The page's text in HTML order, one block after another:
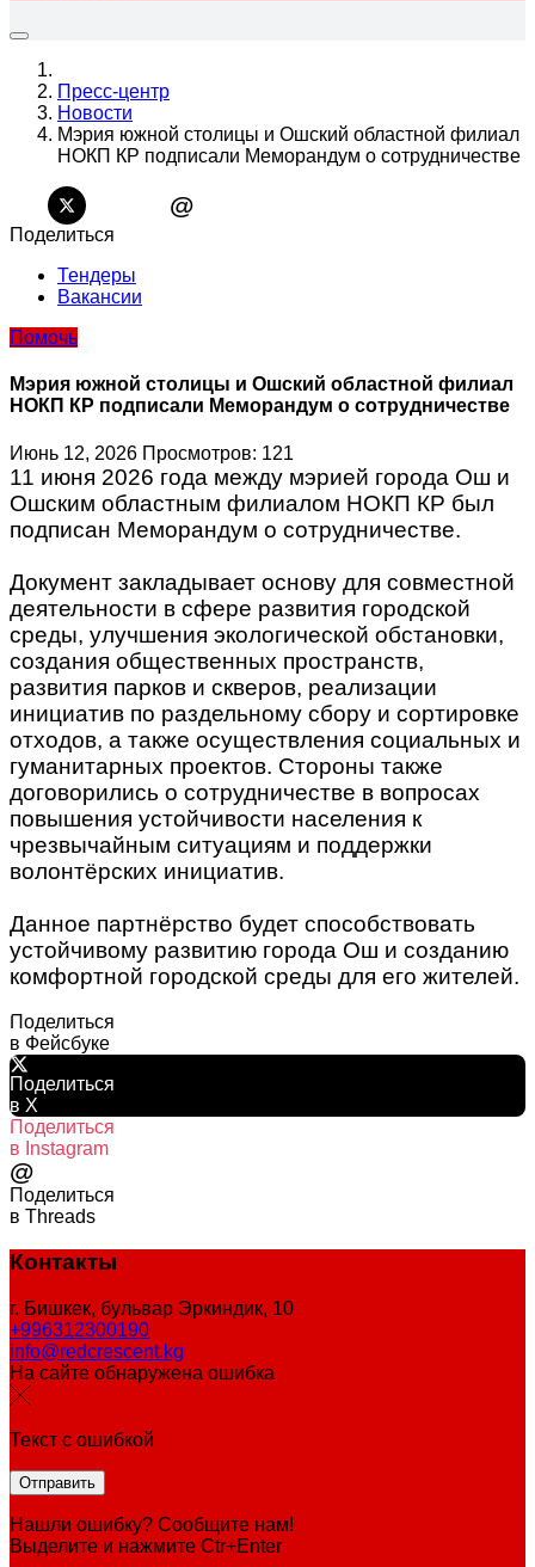
Пресс-центр
Новости
Мэрия южной столицы и Ошский областной филиал
НОКП КР подписали Меморандум о сотрудничестве
@
Поделиться
Тендеры
Вакансии
Помочь
Мэрия южной столицы и Ошский областной филиал
НОКП КР подписали Меморандум о сотрудничестве
Июнь 12, 2026 Просмотров: 121
11 июня 2026 года между мэрией города Ош и
Ошским областным филиалом НОКП КР был
подписан Меморандум о сотрудничестве.
Документ закладывает основу для совместной
деятельности в сфере развития городской
среды, улучшения экологической обстановки,
создания общественных пространств,
развития парков и скверов, реализации
инициатив по раздельному сбору и сортировке
отходов, а также осуществления социальных и
гуманитарных проектов. Стороны также
договорились о сотрудничестве в вопросах
повышения устойчивости населения к
чрезвычайным ситуациям и поддержки
волонтёрских инициатив.
Данное партнёрство будет способствовать
устойчивому развитию города Ош и созданию
комфортной городской среды для его жителей.
Поделиться
в Фейсбуке
Поделиться
в X
Поделиться
в Instagram
@
Поделиться
в Threads
Контакты
г. Бишкек, бульвар Эркиндик, 10
+996312300190
info@redcrescent.kg
На сайте обнаружена ошибка
Текст с ошибкой
Нашли ошибку? Сообщите нам!
Выделите и нажмите Ctr+Enter